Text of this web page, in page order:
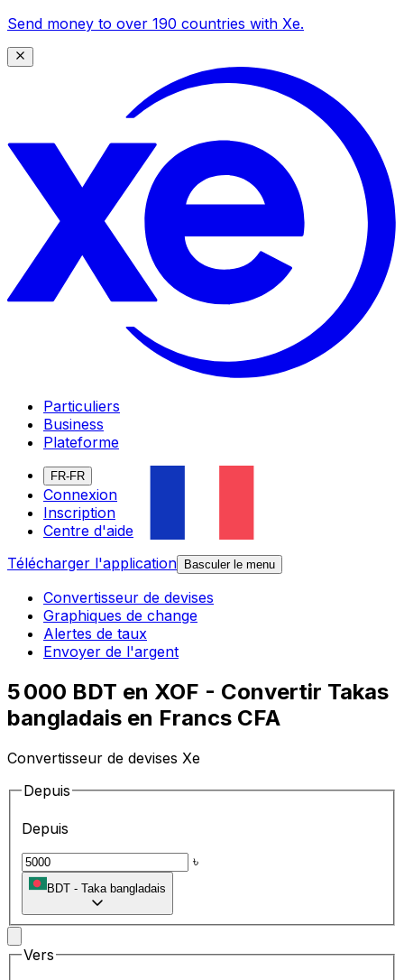
Send money to over 190 countries with Xe.
Particuliers
Business
Plateforme
FR-FR
Connexion
Inscription
Centre d'aide
Télécharger l'application
Basculer le menu
Convertisseur de devises
Graphiques de change
Alertes de taux
Envoyer de l'argent
5 000 BDT en XOF - Convertir Takas
bangladais en Francs CFA
Convertisseur de devises Xe
Depuis
Depuis
৳
BDT - Taka bangladais
Vers